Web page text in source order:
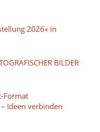
2026« in
BILDER
Format
Ideen verbinden